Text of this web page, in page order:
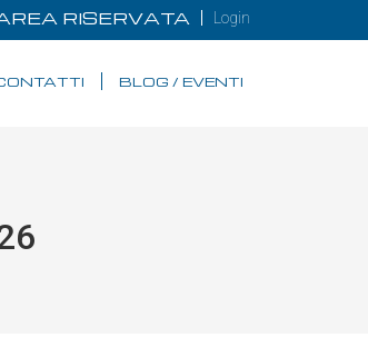
RISERVATA Login
BLOG / EVENTI